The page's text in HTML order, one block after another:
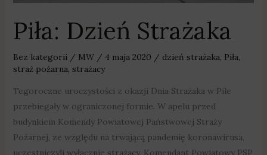
Piła: Dzień Strażaka
Bez kategorii/ MW / 4 maja 2020 / dzień strażaka, Piła,
straż pożarna, strażacy
Tegoroczne uroczystości z okazji Dnia Strażaka w Pile
przebiegały w ograniczonej formie. W apelu przed
budynkiem Komendy Powiatowej Państwowej Straży
Pożarnej, ze względu na trwającą pandemię koronawirusa,
uczestniczyli wyłącznie strażacy. Komendant Powiatowy PSP